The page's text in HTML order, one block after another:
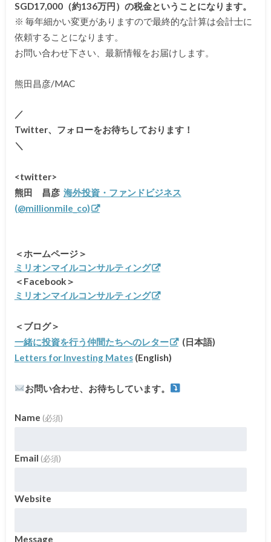
SGD17,000（約136万円）の税金ということになります。
※ 毎年細かい変更がありますので最終的な計算は会計士に
依頼することになります。
お問い合わせ下さい、最新情報をお届けします。
熊田昌彦/MAC
／
Twitter、 フォローをお待ちしております！
＼
<twitter>
熊田 昌彦 海外投資・ファンドビジネス
(@millionmile_co)
＜ホームページ＞
ミリオンマイルコンサルティング
＜Facebook＞
ミリオンマイルコンサルティング
＜ブログ＞
一緒に投資を行う仲間たちへのレター
(日本語)
Letters for Investing Mates(English)
お問い合わせ、お待ちしています。
Name (必須)
Email (必須)
Website
Message